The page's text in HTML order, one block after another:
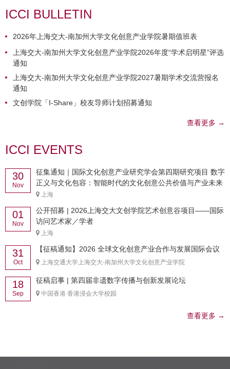
ICCI BULLETIN
2026年上海交大-南加州大学文化创意产业学院暑期值班表
上海交大-南加州大学文化创意产业学院2026年度“学术启明星”评选
通知
上海交大-南加州大学文化创意产业学院2027暑期学术交流营报名
通知
文创学院「I-Share」校友导师计划招募通知
查看更多 →
ICCI EVENTS
30
Nov
征集通知｜国际文化创意产业研究学会第四期研究项目 数字
正义与文化包容：智能时代的文化创意公共价值与产业未来
上海
01
Nov
公开招募 | 2026上海交大文创学院艺术创意谷项目——国际
访问艺术家／学者
上海
31
Oct
【征稿通知】2026 全球文化创意产业合作与发展国际会议
上海交通大学上海交大-南加州大学文化创意产业学院
18
Sep
征稿启事 | 第四届非遗数字传播与创新发展论坛
中国香港 香港浸会大学校园
查看更多 →